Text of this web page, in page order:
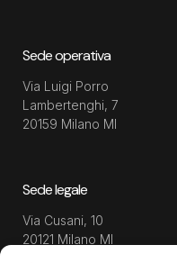
Sede operativa
Via Luigi Porro
Lambertenghi, 7
20159 Milano MI
Sede legale
Via Cusani, 10
20121 Milano MI